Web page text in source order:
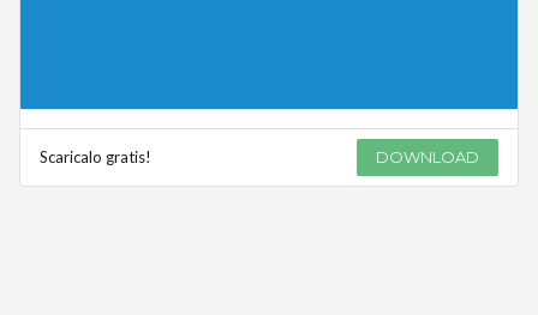
Scaricalo gratis! DOWNLOAD